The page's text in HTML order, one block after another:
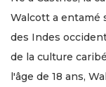
Walcott a entamé
des Indes
de la culture
l'âge de 18 ans,